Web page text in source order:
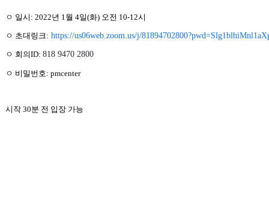
ㅇ 일시: 2022년 1월 4일(화) 오전 10-12시
ㅇ 초대링크: https://us06web.zoom.us/j/
ㅇ 회의ID: 818 9470 2800
ㅇ 비밀번호: pmcenter
시작 30분 전 입장 가능